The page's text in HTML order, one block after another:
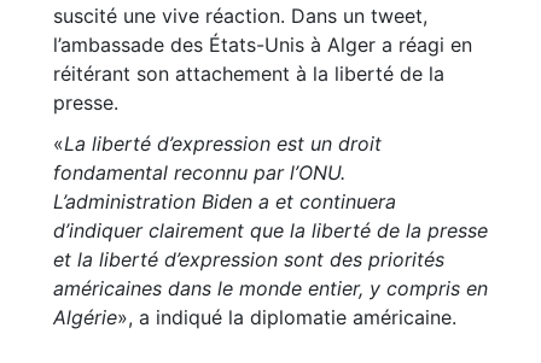
suscité une vive réaction. Dans un tweet,
l’ambassade des États-Unis à Alger a réagi en
réitérant son attachement à la liberté de la
presse.
«La liberté d’expression est un droit
fondamental reconnu par l’ONU.
L’administration Biden a et continuera
d’indiquer clairement que la liberté de la presse
et la liberté d’expression sont des priorités
américaines dans le monde entier, y compris en
Algérie», a indiqué la diplomatie américaine.